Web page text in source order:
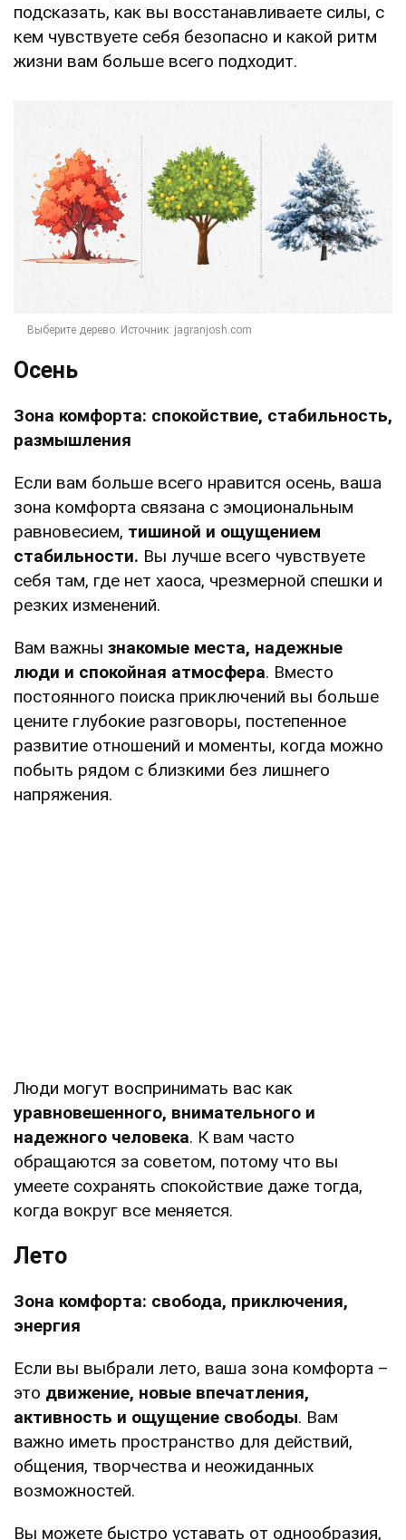
подсказать, как вы восстанавливаете силы, с
кем чувствуете себя безопасно и какой ритм
жизни вам больше всего подходит.
Осень
Зона комфорта: спокойствие, стабильность,
размышления
Если вам больше всего нравится осень, ваша
зона комфорта связана с эмоциональным
равновесием, тишиной и ощущением
стабильности. Вы лучше всего чувствуете
себя там, где нет хаоса, чрезмерной спешки и
резких изменений.
Вам важны знакомые места, надежные
люди и спокойная атмосфера. Вместо
постоянного поиска приключений вы больше
цените глубокие разговоры, постепенное
развитие отношений и моменты, когда можно
побыть рядом с близкими без лишнего
напряжения.
Люди могут воспринимать вас как
уравновешенного, внимательного и
надежного человека. К вам часто
обращаются за советом, потому что вы
умеете сохранять спокойствие даже тогда,
когда вокруг все меняется.
Лето
Зона комфорта: свобода, приключения,
энергия
Если вы выбрали лето, ваша зона комфорта –
это движение, новые впечатления,
активность и ощущение свободы. Вам
важно иметь пространство для действий,
общения, творчества и неожиданных
возможностей.
Вы можете быстро уставать от однообразия,